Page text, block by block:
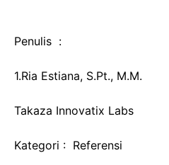
Penulis :
1.Ria Estiana, S.Pt., M.M.
Takaza Innovatix Labs
Kategori : Referensi